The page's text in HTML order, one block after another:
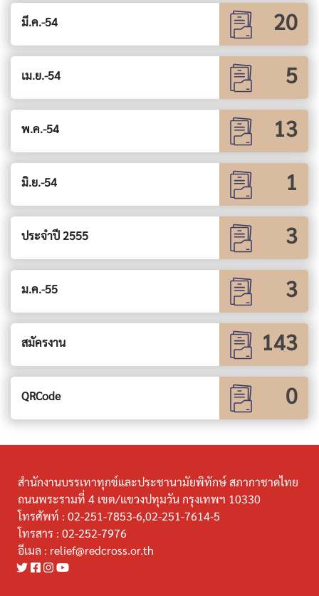
มี.ค.-54 20
เม.ย.-54 5
พ.ค.-54 13
มิ.ย.-54 1
ประจำปี 2555 3
ม.ค.-55 3
สมัครงาน 143
QRCode 0
สำนักงานบรรเทาทุกข์และประชานามัยพิทักษ์ สภากาชาดไทย
ถนนพระรามที่ 4 เขต/แขวงปทุมวัน กรุงเทพฯ 10330
โทรศัพท์ : 02-251-7853-6,02-251-7614-5
โทรสาร : 02-252-7976
อีเมล : relief@redcross.or.th